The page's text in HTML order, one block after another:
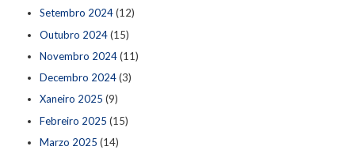
Setembro 2024(12)
Outubro 2024(15)
Novembro 2024(11)
Decembro 2024(3)
Xaneiro 2025 (9)
Febreiro 2025 (15)
Marzo 2025 (14)